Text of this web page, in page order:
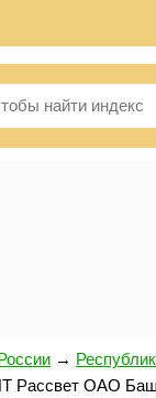
→
Рассвет ОАО